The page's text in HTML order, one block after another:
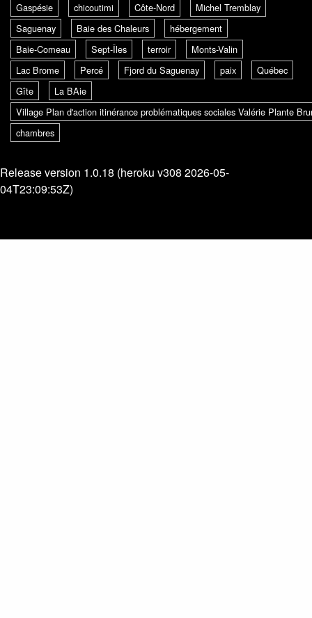
Gaspésie chicoutimi Côte-Nord
Michel Tremblay
Saguenay
Baie des Chaleurs
hébergement
Baie-Comeau
Sept-Îles terroir
Monts-Valin
Lac Brome
Percé Fjord du Saguenay paix
Québec
Gîte
La BAie
Village Plan d'action itinérance problématiques sociales Valérie Plante
chambres
Release version 1.0.18 (heroku v308 2026-05-
04T23:09:53Z)